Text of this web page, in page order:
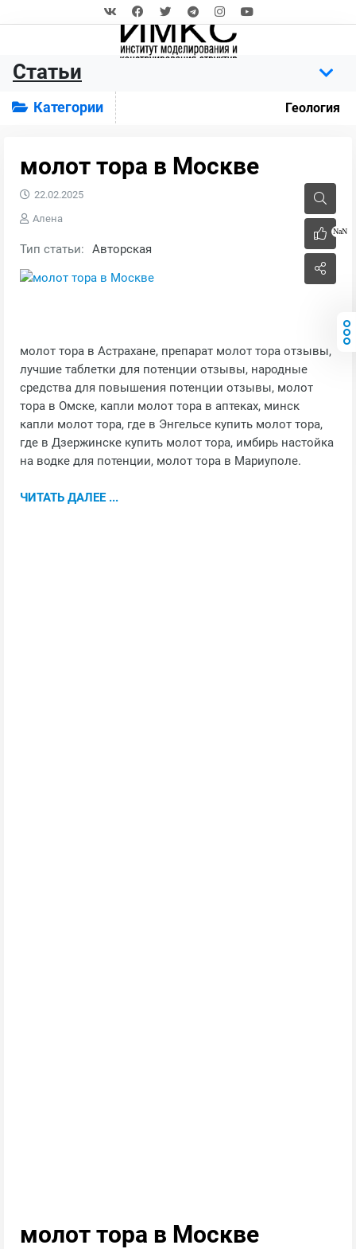
Статьи
Категории Геология
молот тора в Москве
NaN
22.02.2025
Алена
Тип статьи: Авторская
молот тора в Астрахане, препарат молот тора отзывы,
лучшие таблетки для потенции отзывы, народные
средства для повышения потенции отзывы, молот
тора в Омске, капли молот тора в аптеках, минск
капли молот тора, где в Энгельсе купить молот тора,
где в Дзержинске купить молот тора, имбирь настойка
на водке для потенции, молот тора в Мариуполе.
ЧИТАТЬ ДАЛЕЕ ...
молот тора в Москве